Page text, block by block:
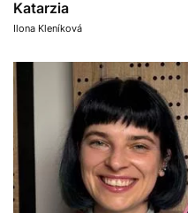
Katarzia
Ilona Kleníková